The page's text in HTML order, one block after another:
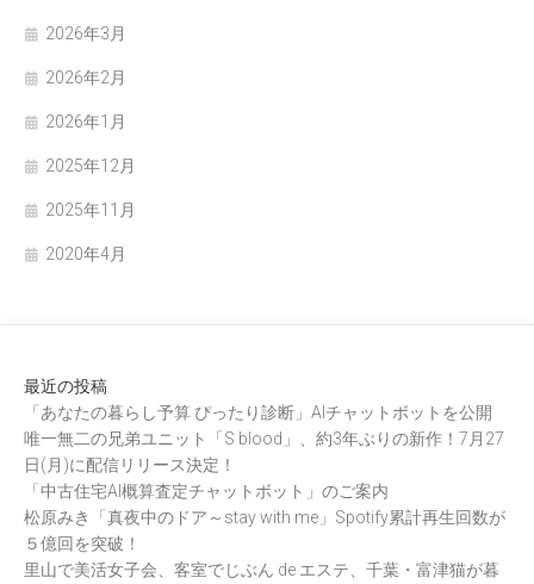
2026年3月
2026年2月
2026年1月
2025年12月
2025年11月
2020年4月
最近の投稿
「あなたの暮らし予算 ぴったり診断」AIチャットボットを公開
唯一無二の兄弟ユニット「S blood」、約3年ぶりの新作！7月27
日(月)に配信リリース決定！
「中古住宅AI概算査定チャットボット」のご案内
松原みき「真夜中のドア～stay with me」Spotify累計再生回数が
５億回を突破！
里山で美活女子会、客室でじぶん de エステ、千葉・富津猫が暮